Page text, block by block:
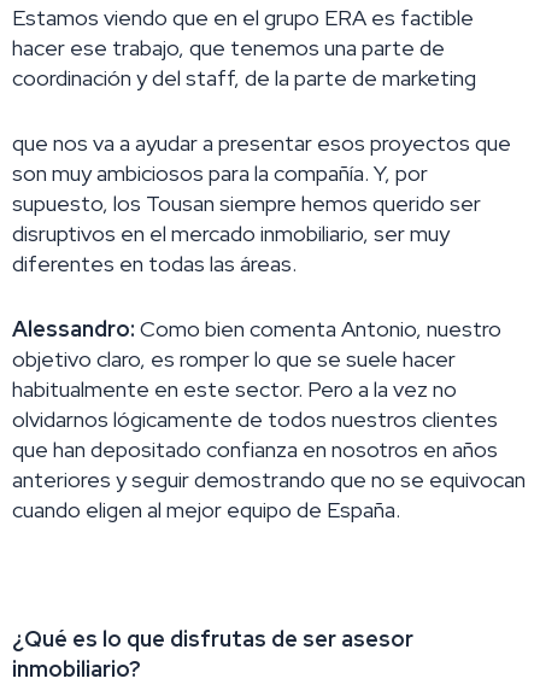
Estamos viendo que en el grupo ERA es factible
hacer ese trabajo, que tenemos una parte de
coordinación y del staff, de la parte de marketing
que nos va a ayudar a presentar esos proyectos que
son muy ambiciosos para la compañía. Y, por
supuesto, los Tousan siempre hemos querido ser
disruptivos en el mercado inmobiliario, ser muy
diferentes en todas las áreas.
Alessandro: Como bien comenta Antonio, nuestro
objetivo claro, es romper lo que se suele hacer
habitualmente en este sector. Pero a la vez no
olvidarnos lógicamente de todos nuestros clientes
que han depositado confianza en nosotros en años
anteriores y seguir demostrando que no se equivocan
cuando eligen al mejor equipo de España.
¿Qué es lo que disfrutas de ser asesor
inmobiliario?